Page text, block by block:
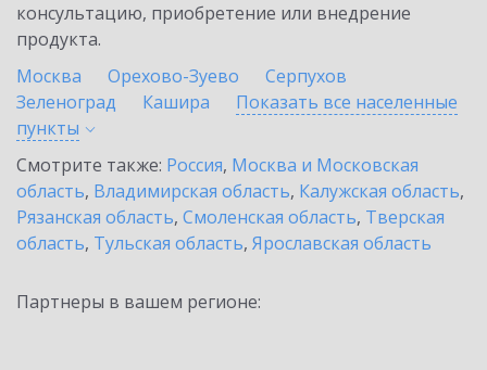
консультацию, приобретение или внедрение
продукта.
Москва
Орехово-Зуево
Серпухов
Зеленоград
Кашира
Показать все населенные
пункты
Смотрите также: Россия, Москва и Московская
область, Владимирская область, Калужская область,
Рязанская область, Смоленская область, Тверская
область, Тульская область, Ярославская область
Партнеры в вашем регионе: